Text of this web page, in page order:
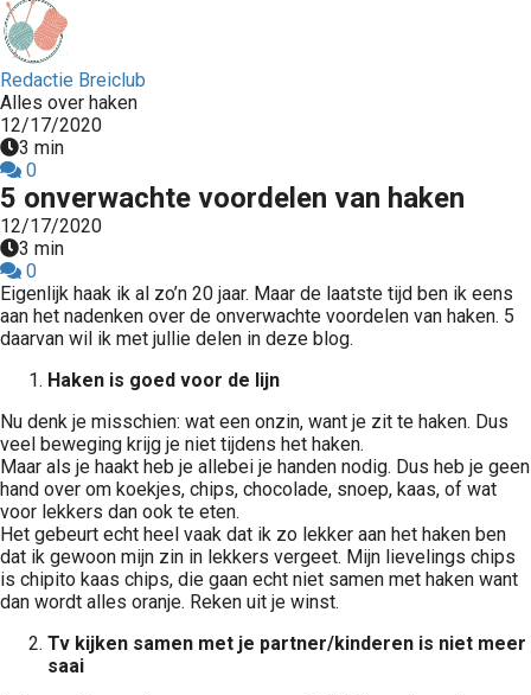
Redactie Breiclub
Alles over haken
12/17/2020
3 min
0
5 onverwachte voordelen van haken
12/17/2020
3 min
0
Eigenlijk haak ik al zo’n 20 jaar. Maar de laatste tijd ben ik eens
aan het nadenken over de onverwachte voordelen van haken. 5
daarvan wil ik met jullie delen in deze blog.
Haken is goed voor de lijn
Nu denk je misschien: wat een onzin, want je zit te haken. Dus
veel beweging krijg je niet tijdens het haken.
Maar als je haakt heb je allebei je handen nodig. Dus heb je geen
hand over om koekjes, chips, chocolade, snoep, kaas, of wat
voor lekkers dan ook te eten.
Het gebeurt echt heel vaak dat ik zo lekker aan het haken ben
dat ik gewoon mijn zin in lekkers vergeet. Mijn lievelings chips
is chipito kaas chips, die gaan echt niet samen met haken want
dan wordt alles oranje. Reken uit je winst.
Tv kijken samen met je partner/kinderen is niet meer
saai